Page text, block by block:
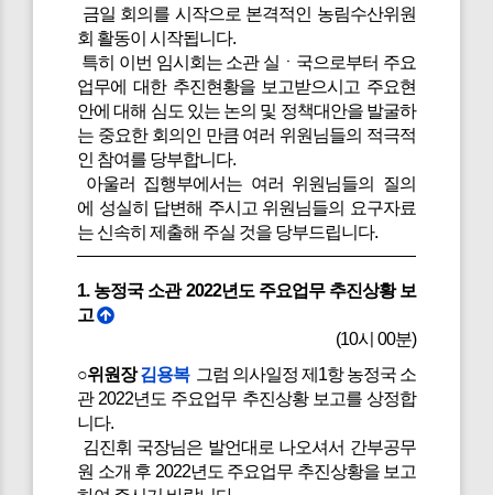
금일 회의를 시작으로 본격적인 농림수산위원
회 활동이 시작됩니다.
특히 이번 임시회는 소관 실ㆍ국으로부터 주요
업무에 대한 추진현황을 보고받으시고 주요현
안에 대해 심도 있는 논의 및 정책대안을 발굴하
는 중요한 회의인 만큼 여러 위원님들의 적극적
인 참여를 당부합니다.
아울러 집행부에서는 여러 위원님들의 질의
에 성실히 답변해 주시고 위원님들의 요구자료
는 신속히 제출해 주실 것을 당부드립니다.
1. 농정국 소관 2022년도 주요업무 추진상황 보
고
(10시 00분)
○위원장김용복그럼 의사일정 제1항 농정국 소
관 2022년도 주요업무 추진상황 보고를 상정합
니다.
김진휘 국장님은 발언대로 나오셔서 간부공무
원 소개 후 2022년도 주요업무 추진상황을 보고